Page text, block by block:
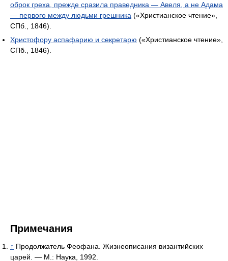
оброк греха, прежде сразила праведника — Авеля, а не Адама
— первого между людьми грешника («Христианское чтение»,
СПб., 1846).
Христофору аспафарию и секретарю («Христианское чтение»,
СПб., 1846).
Примечания
↑ Продолжатель Феофана. Жизнеописания византийских
царей. — М.: Наука, 1992.